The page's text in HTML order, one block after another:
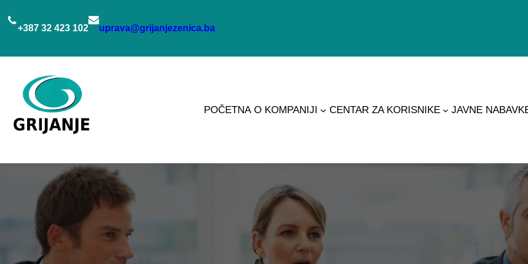
na
+387 32 423 102 uprava@grijanjezenica.ba
POČETNA O KOMPANIJI CENTAR ZA KORISNIKE JAVNE